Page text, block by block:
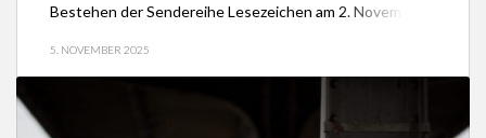
Bestehen der Sendereihe Lesezeichen am 2. November
werden im Archiv schlummernde, außergewöhnliche
Sendungen zum Leben erweckt, darunter zwei […]
5. NOVEMBER 2025